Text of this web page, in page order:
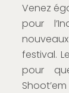
Venez
pour
festival.
pour